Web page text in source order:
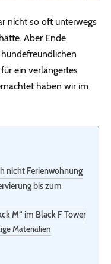
nicht so oft unterwegs
Aber Ende
ein verlängertes
haben wir im
nicht Ferienwohnung
bis zum
M“ im Black F Tower
Materialien